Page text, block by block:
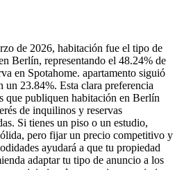
de 2026, habitación fue el tipo de
Berlín, representando el 48.24% de
en Spotahome. apartamento siguió
23.84%. Esta clara preferencia
que publiquen habitación en Berlín
de inquilinos y reservas
Si tienes un piso o un estudio,
pero fijar un precio competitivo y
ayudará a que tu propiedad
adaptar tu tipo de anuncio a los